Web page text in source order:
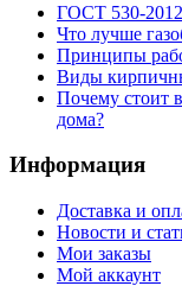
ГОСТ 530-
Что лучше
Принципы
Виды
Почему стоит
дома?
Информация
Доставка и
Новости и
Мои заказы
Мой аккаунт